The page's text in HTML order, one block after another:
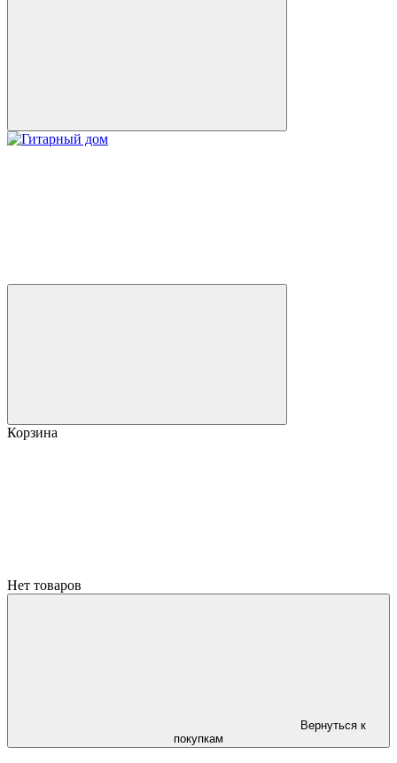
Корзина
Нет товаров
Вернуться к
покупкам